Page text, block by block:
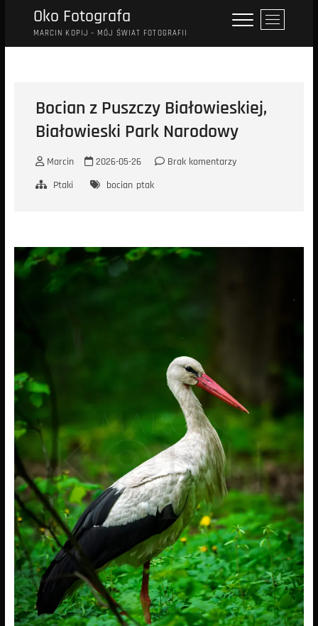
Oko Fotografa
MARCIN KOPIJ – MÓJ ŚWIAT FOTOGRAFII
P
r
z
s
Bocian z Puszczy Białowieskiej,
Białowieski Park Narodowy
Marcin 2026-05-26
Brak komentarzy
Ptaki
bocian ptak